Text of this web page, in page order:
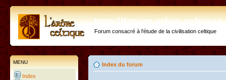
http://forum.arbre-
Forum consacré à l'étude de la civilisation celtique
MENU
Index
Index du forum